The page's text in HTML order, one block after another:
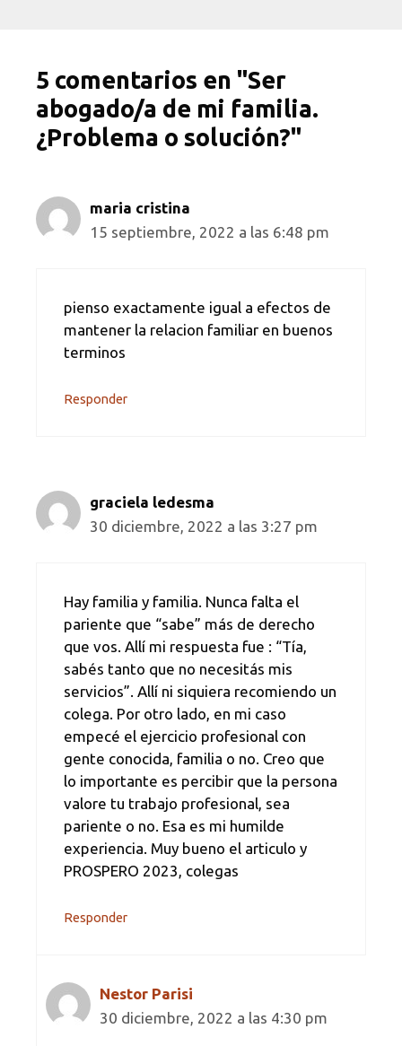
5 comentarios en "Ser
abogado/a de mi familia.
¿Problema o solución?"
maria cristina
15 septiembre, 2022 a las 6:48 pm
pienso exactamente igual a efectos de
mantener la relacion familiar en buenos
terminos
Responder
graciela ledesma
30 diciembre, 2022 a las 3:27 pm
Hay familia y familia. Nunca falta el
pariente que “sabe” más de derecho
que vos. Allí mi respuesta fue : “Tía,
sabés tanto que no necesitás mis
servicios”. Allí ni siquiera recomiendo un
colega. Por otro lado, en mi caso
empecé el ejercicio profesional con
gente conocida, familia o no. Creo que
lo importante es percibir que la persona
valore tu trabajo profesional, sea
pariente o no. Esa es mi humilde
experiencia. Muy bueno el articulo y
PROSPERO 2023, colegas
Responder
Nestor Parisi
30 diciembre, 2022 a las 4:30 pm